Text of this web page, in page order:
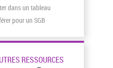
dans un tableau
pour un SGB
RESSOURCES